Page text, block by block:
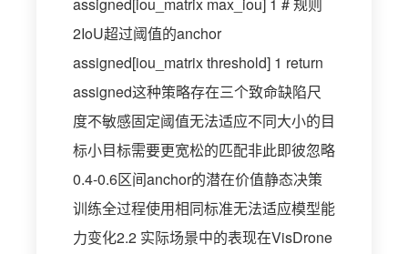
2IoU超过阈值的anchor
assigned[iou_matrix threshold] 1 return
assigned这种策略存在三个致命缺陷尺
度不敏感固定阈值无法适应不同大小的目
标小目标需要更宽松的匹配非此即彼忽略
0.4-0.6区间anchor的潜在价值静态决策
训练全过程使用相同标准无法适应模型能
力变化2.2 实际场景中的表现在VisDrone